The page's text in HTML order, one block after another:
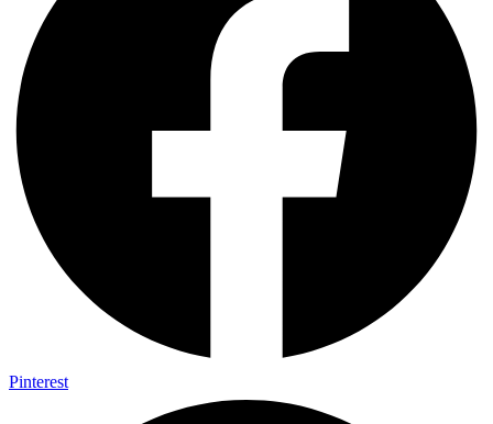
Pinterest